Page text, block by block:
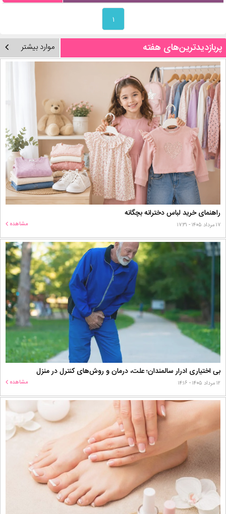
۱
پربازدیدترین‌های هفته موارد بیشتر
راهنمای خرید لباس دخترانه بچگانه
۱۷ مرداد ۱۴۰۵ - ۱۷:۳۱ مشاهده
بی اختیاری ادرار سالمندان؛ علت، درمان و روش‌های کنترل در منزل
۱۲ مرداد ۱۴۰۵ - ۱۴:۱۶ مشاهده